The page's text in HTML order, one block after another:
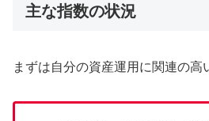
主な指数の状況
まずは自分の資産運用に関連の高